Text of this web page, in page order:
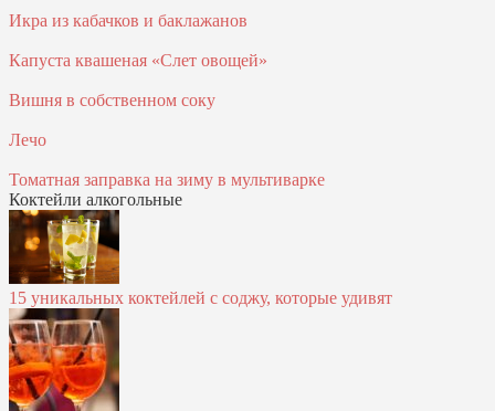
Икра из кабачков и баклажанов
Капуста квашеная «Слет овощей»
Вишня в собственном соку
Лечо
Томатная заправка на зиму в мультиварке
Коктейли алкогольные
15 уникальных коктейлей с соджу, которые удивят